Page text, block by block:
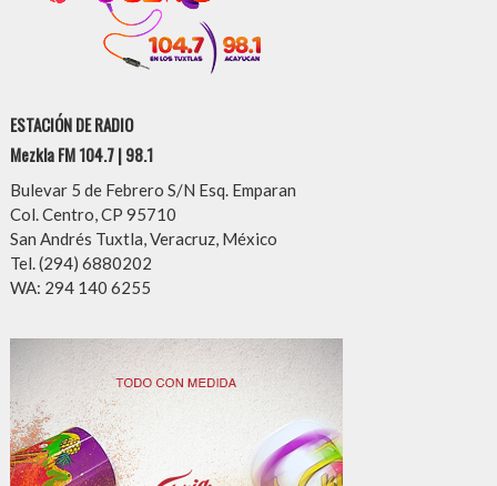
ESTACIÓN DE RADIO
Mezkla FM 104.7 | 98.1
Bulevar 5 de Febrero S/N Esq. Emparan
Col. Centro, CP 95710
San Andrés Tuxtla, Veracruz, México
Tel. (294) 6880202
WA: 294 140 6255